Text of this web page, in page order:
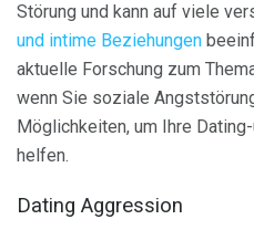
Störung und kann auf viele
und intime Beziehungen
aktuelle Forschung zum
wenn Sie soziale
Möglichkeiten, um Ihre
helfen.
Dating Aggression